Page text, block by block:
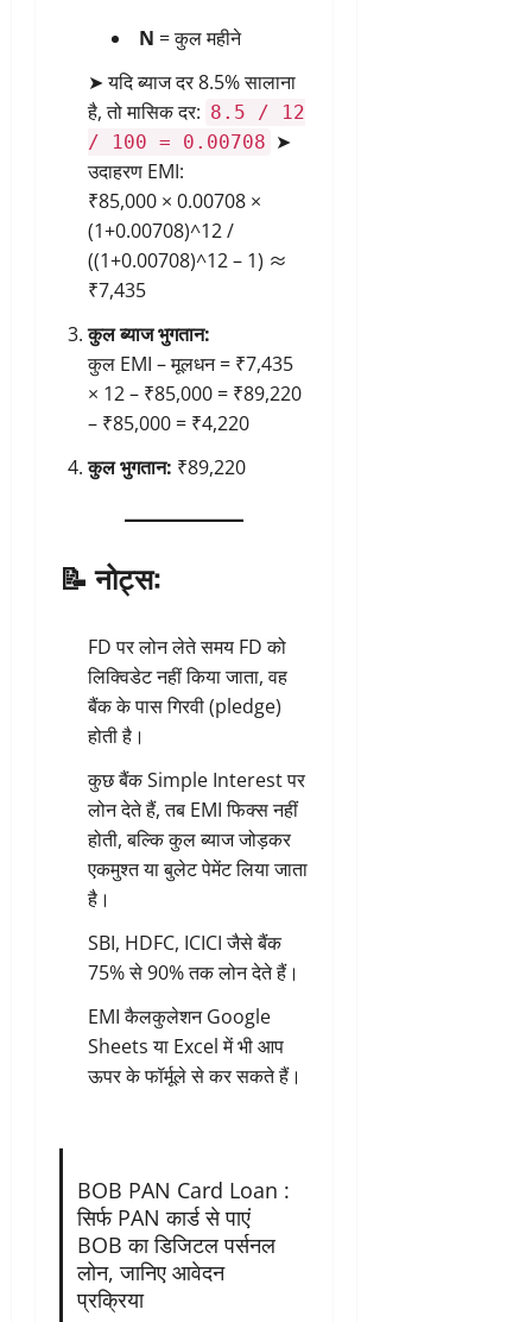
N = कुल महीने
➤ यदि ब्याज दर 8.5% सालाना
है, तो मासिक दर: 8.5 / 12
/ 100 = 0.00708 ➤
उदाहरण EMI:
₹85,000 × 0.00708 ×
(1+0.00708)^12 /
((1+0.00708)^12 – 1) ≈
₹7,435
कुल ब्याज भुगतान:
कुल EMI – मूलधन = ₹7,435
× 12 – ₹85,000 = ₹89,220
– ₹85,000 = ₹4,220
कुल भुगतान: ₹89,220
📝नोट्स:
FD पर लोन लेते समय FD को
लिक्विडेट नहीं किया जाता, वह
बैंक के पास गिरवी (pledge)
होती है।
कुछ बैंक Simple Interest पर
लोन देते हैं, तब EMI फिक्स नहीं
होती, बल्कि कुल ब्याज जोड़कर
एकमुश्त या बुलेट पेमेंट लिया जाता
है।
SBI, HDFC, ICICI जैसे बैंक
75% से 90% तक लोन देते हैं।
EMI कैलकुलेशन Google
Sheets या Excel में भी आप
ऊपर के फॉर्मूले से कर सकते हैं।
BOB PAN Card Loan :
सिर्फ PAN कार्ड से पाएं
BOB का डिजिटल पर्सनल
लोन, जानिए आवेदन
प्रक्रिया